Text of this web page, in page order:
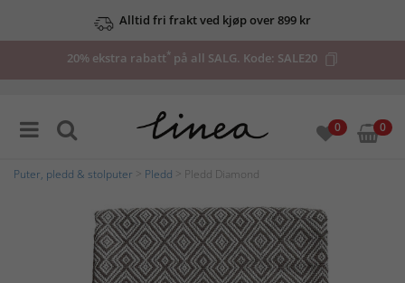
Alltid fri frakt ved kjøp over 899 kr
20% ekstra rabatt* på all SALG. Kode: SALE20
0 0
Puter, pledd & stolputer Pledd > Pledd Diamond